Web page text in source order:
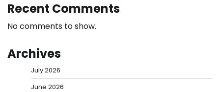
Recent Comments
No comments to show.
Archives
July 2026
June 2026